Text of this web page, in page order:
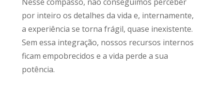
por inteiro os detalhes da vida e, internamente,
a experiência se torna frágil, quase inexistente.
Sem essa integração, nossos recursos internos
ficam empobrecidos e a vida perde a sua
potência.